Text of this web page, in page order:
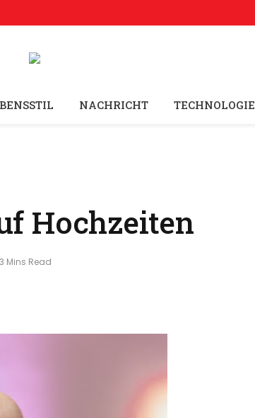
NACHRICHT TECHNOLOGIE
Hochzeiten
3 Mins Read